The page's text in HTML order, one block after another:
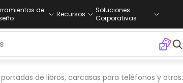
de
Recursos
Soluciones
Corporativas
de libros, carcasas para teléfonos y otros.